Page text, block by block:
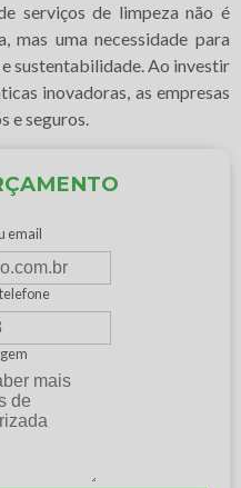
serviços de limpeza não é
mas uma necessidade para
sustentabilidade. Ao investir
inovadoras, as empresas
e seguros.
email